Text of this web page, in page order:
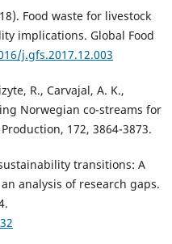
Food waste for livestock
implications. Global Food
j.gfs.2017.12.003
R., Carvajal, A. K.,
Norwegian co-streams for
172, 3864-3873.
transitions: A
analysis of research gaps.